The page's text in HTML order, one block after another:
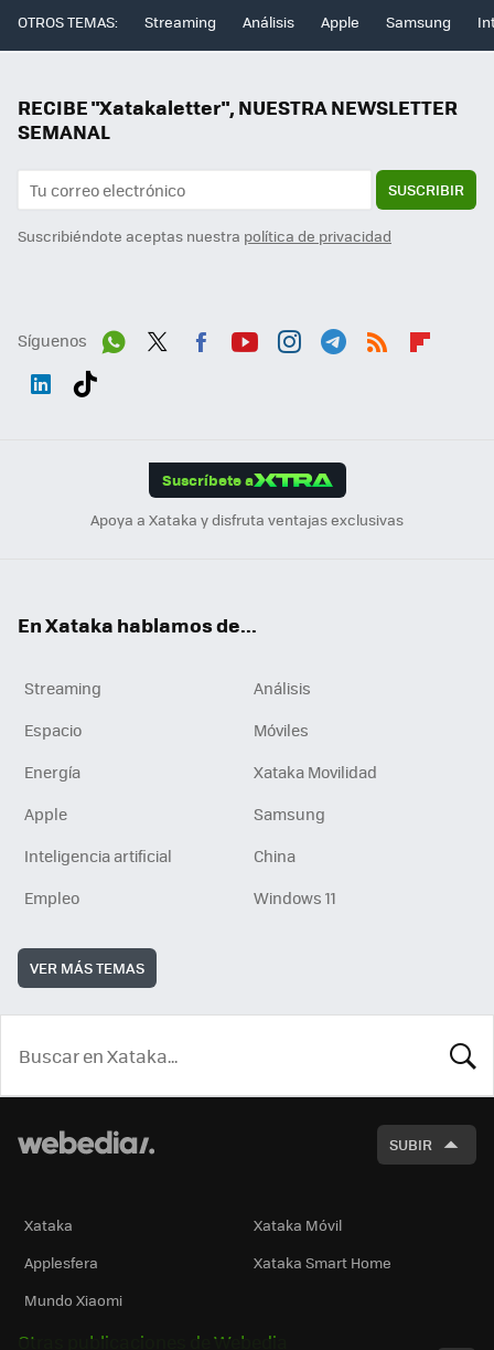
OTROS TEMAS: Streaming Análisis Apple Samsung
RECIBE "Xatakaletter", NUESTRA NEWSLETTER
SEMANAL
SUSCRIBIR
Suscribiéndote aceptas nuestra política de privacidad
Síguenos
Suscríbete a
Apoya a Xataka y disfruta ventajas exclusivas
En Xataka hablamos de...
Streaming
Análisis
Espacio
Móviles
Energía
Xataka Movilidad
Apple
Samsung
Inteligencia artificial
China
Empleo
Windows 11
VER MÁS TEMAS
SUBIR
Xataka
Xataka Móvil
Applesfera
Xataka Smart Home
Mundo Xiaomi
Otras publicaciones de Webedia